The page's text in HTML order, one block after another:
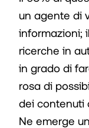
un agente di
informazioni;
ricerche in
in grado di
rosa di
dei contenuti
Ne emerge